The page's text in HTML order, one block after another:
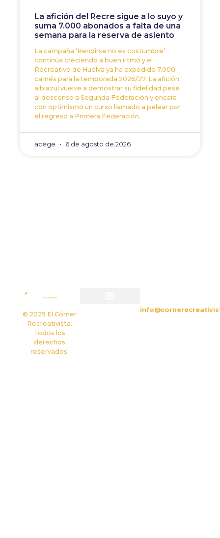
La afición del Recre sigue a lo suyo y
suma 7.000 abonados a falta de una
semana para la reserva de asiento
La campaña ‘Rendirse no es costumbre’
continúa creciendo a buen ritmo y el
Recreativo de Huelva ya ha expedido 7.000
carnés para la temporada 2026/27. La afición
albiazul vuelve a demostrar su fidelidad pese
al descenso a Segunda Federación y encara
con optimismo un curso llamado a pelear por
el regreso a Primera Federación.
acege 6 de agosto de 2026
© 2025 El Córner
Recreativista.
Todos los
derechos
reservados.